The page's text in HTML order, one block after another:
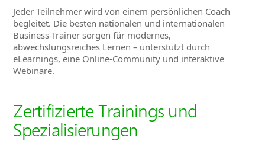
Jeder Teilnehmer wird von einem persönlichen Coach
begleitet. Die besten nationalen und internationalen
Business-Trainer sorgen für modernes,
abwechslungsreiches Lernen – unterstützt durch
eLearnings, eine Online-Community und interaktive
Webinare.
Zertifizierte Trainings und
Spezialisierungen